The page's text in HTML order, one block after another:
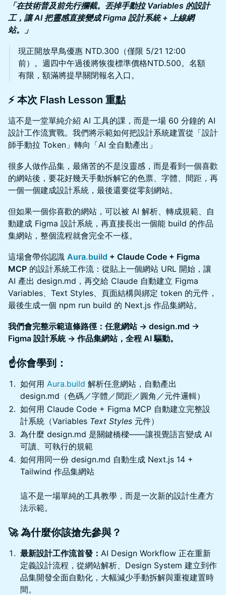
「在技術普及前先行攔截。丟掉手動拉 Variables 的設計
工，讓 AI 把靈感直接變成 Figma 設計系統 + 上線網
站。」
現正開放早鳥優惠 NTD.300（僅限 5/21 12:00
前）。週四中午過後將恢復標準價格NTD.500。名額
有限，額滿將提早關閉報名入口。
⚡️ 本次 Flash Lesson 重點
這不是一堂單純介紹 AI 工具的課，而是一場 60 分鐘的 AI
設計工作流實戰。我們將示範如何把設計系統建置從「設計
師手動拉 Token」轉向「AI 全自動產出」
很多人做作品集，最痛苦的不是沒靈感，而是看到一個喜歡
的網站後，要花好幾天手動拆解它的色票、字體、間距，再
一個一個建成設計系統，最後還要從零刻網站。
但如果一個你喜歡的網站，可以被 AI 解析、轉成規範、自
動建成 Figma 設計系統，再直接長出一個能 build 的作品
集網站，整個流程就會完全不一樣。
這場會帶你認識 Aura.build + Claude Code + Figma
MCP 的設計系統工作流：從貼上一個網站 URL 開始，讓
AI 產出 design.md，再交給 Claude 自動建立 Figma
Variables、Text Styles、頁面結構與綁定 token 的元件，
最後生成一個 npm run build 的 Next.js 作品集網站。
我們會完整示範這條路徑：任意網站 → design.md →
Figma 設計系統 → 作品集網站，全程 AI 驅動。
☝️你會學到：
如何用 Aura.build 解析任意網站，自動產出
design.md（色碼／字體／間距／圓角／元件邏輯）
如何用 Claude Code + Figma MCP 自動建立完整設
計系統（Variables Text Styles 元件）
為什麼 design.md 是關鍵橋樑——讓視覺語言變成 AI
可讀、可執行的規範
如何用同一份 design.md 自動生成 Next.js 14 +
Tailwind 作品集網站
這不是一場單純的工具教學，而是一次新的設計生產方
法示範。
🚀 為什麼你該搶先參與？
最新設計工作流首發： AI Design Workflow 正在重新
定義設計流程，從網站解析、Design System 建立到作
品集開發全面自動化，大幅減少手動拆解與重複建置時
間。